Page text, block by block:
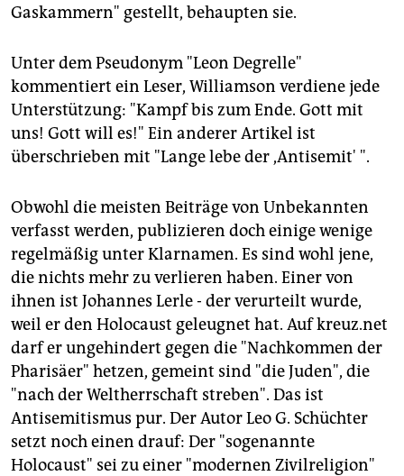
Gaskammern" gestellt, behaupten sie.
Unter dem Pseudonym "Leon Degrelle"
kommentiert ein Leser, Williamson verdiene jede
Unterstützung: "Kampf bis zum Ende. Gott mit
uns! Gott will es!" Ein anderer Artikel ist
überschrieben mit "Lange lebe der ,Antisemit' ".
Obwohl die meisten Beiträge von Unbekannten
verfasst werden, publizieren doch einige wenige
regelmäßig unter Klarnamen. Es sind wohl jene,
die nichts mehr zu verlieren haben. Einer von
ihnen ist Johannes Lerle - der verurteilt wurde,
weil er den Holocaust geleugnet hat. Auf kreuz.net
darf er ungehindert gegen die "Nachkommen der
Pharisäer" hetzen, gemeint sind "die Juden", die
"nach der Weltherrschaft streben". Das ist
Antisemitismus pur. Der Autor Leo G. Schüchter
setzt noch einen drauf: Der "sogenannte
Holocaust" sei zu einer "modernen Zivilreligion"